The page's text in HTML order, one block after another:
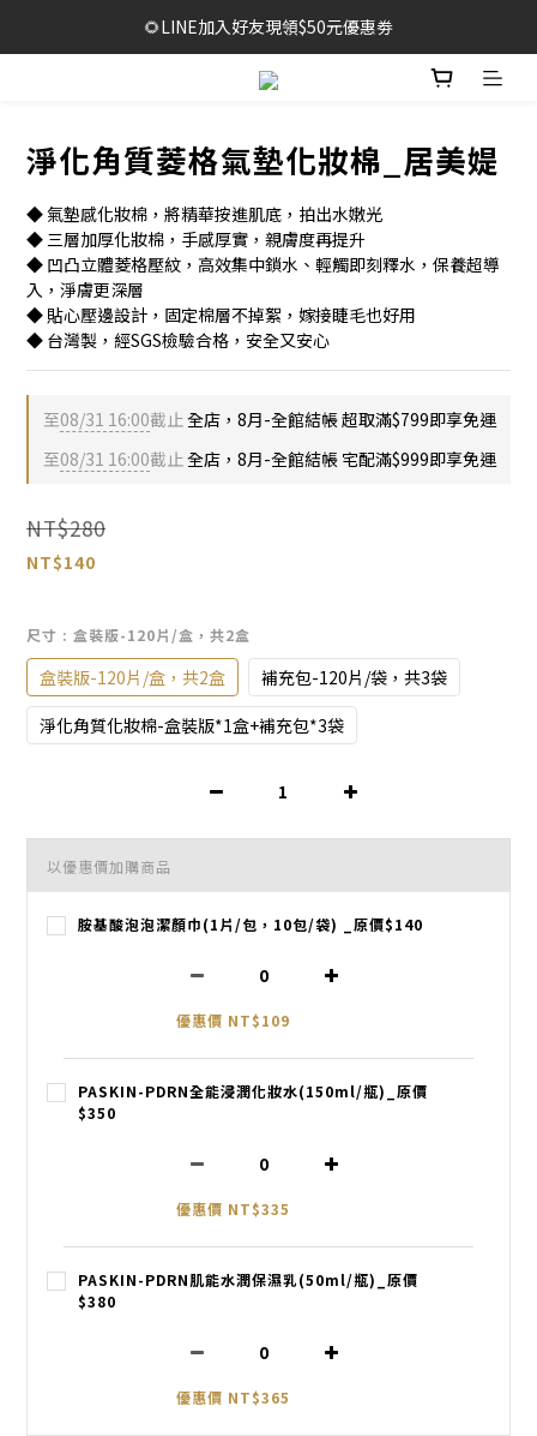
🔥1元限時體驗｜多款明星商品限量開放，售完不補！
🌻LINE加入好友現領$50元優惠劵
🥳結帳滿$999，享免運+贈泡泡沐浴巾*2袋
淨化角質菱格氣墊化妝棉_居美媞
◆ 氣墊感化妝棉，將精華按進肌底，拍出水嫩光
◆ 三層加厚化妝棉，手感厚實，親膚度再提升
◆ 凹凸立體菱格壓紋，高效集中鎖水、輕觸即刻釋水，保養超導
入，淨膚更深層
◆ 貼心壓邊設計，固定棉層不掉絮，嫁接睫毛也好用
◆ 台灣製，經SGS檢驗合格，安全又安心
至08/31 16:00截止全店，8月-全館結帳 超取滿$799即享免運
至08/31 16:00截止全店，8月-全館結帳 宅配滿$999即享免運
NT$280
NT$140
尺寸 : 盒裝版-120片/盒，共2盒
盒裝版-120片/盒，共2盒
補充包-120片/袋，共3袋
淨化角質化妝棉-盒裝版*1盒+補充包*3袋
以優惠價加購商品
胺基酸泡泡潔顏巾(1片/包，10包/袋) _原價$140
優惠價 NT$109
PASKIN-PDRN全能浸潤化妝水(150ml/瓶)_原價
$350
優惠價 NT$335
PASKIN-PDRN肌能水潤保濕乳(50ml/瓶)_原價
$380
優惠價 NT$365